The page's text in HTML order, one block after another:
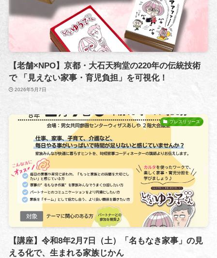
【老舗×NPO】京都・大石天狗堂の220年の伝統技術
で 「見えない家事・育児負担」を可視化！
2026年5月7日
プレスリリース
【講座】令和8年2月7日（土）「名もなき家事」の見
える化で、生まれる家族じかん